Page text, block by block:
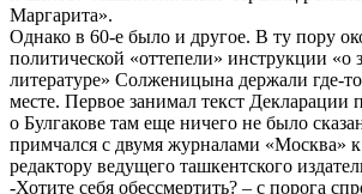
Маргарита».
Однако в 60-е было и другое. В ту пору
политической «оттепели» инструкции «о
литературе» Солженицына держали где-
месте. Первое занимал текст Декларации
о Булгакове там еще ничего не было
примчался с двумя журналами «Москва»
редактору ведущего ташкентского
-Хотите себя обессмертить? – с порога